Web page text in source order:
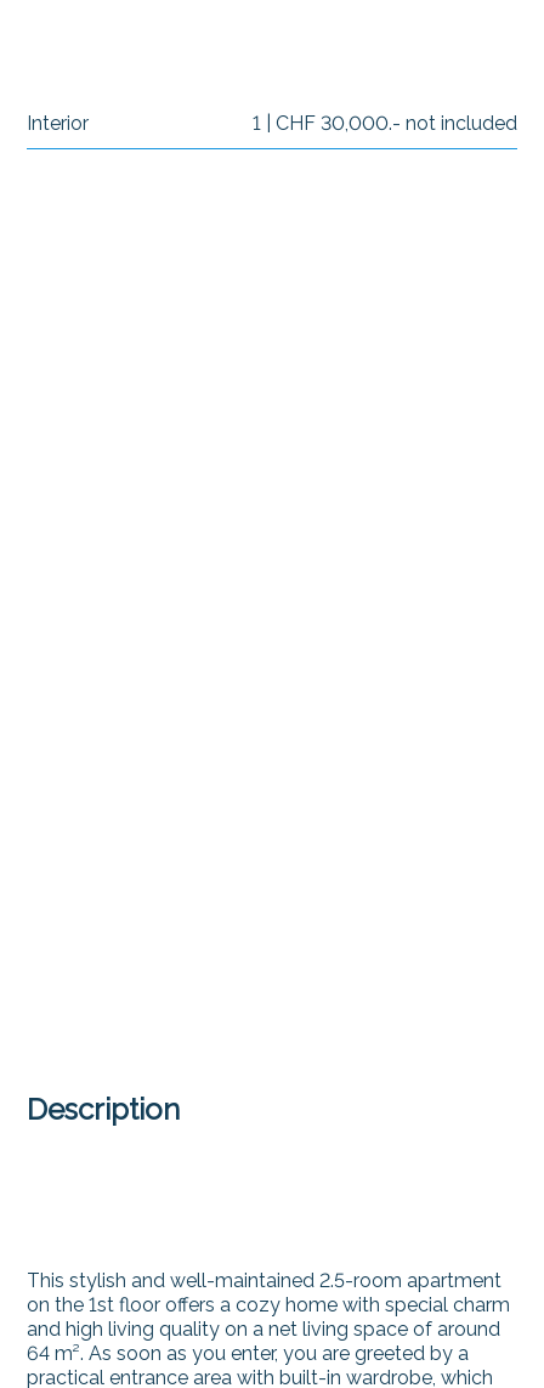
Description
This stylish and well-maintained 2.5-room apartment
on the 1st floor offers a cozy home with special charm
and high living quality on a net living space of around
64 m². As soon as you enter, you are greeted by a
practical entrance area with built-in wardrobe, which
Interior 1 | CHF 30,000.- not included